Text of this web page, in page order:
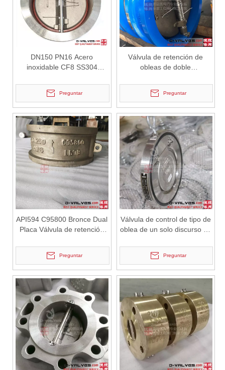
2026-07-01
Por qué Marine Systems confía en las válvulas de compuerta C95800
Los sistemas de ingeniería marina operan en algunos de los
2026-07-01
Ventajas de las válvulas de mariposa Lug Wafer frente a las válvulas de mariposa Wafer convencionales | J-VALVES Casos de aplicaciones de ingeniería de válvulas de mariposa WCB de gran diámetro, 16' y 150 lb
J-VALVES fabricante de válvulas de mariposa tipo oblea de
DN150 PN16 Acero
inoxidable CF8 SS304
obleas de doble colgajo
Preguntar
Válvula de retención de
obleas de doble
acero fundido
Preguntar
API594 C95800 Bronce Dual
Placa Válvula de retención
Preguntar
Válvula de control de tipo de
oblea de un solo discurso de
Preguntar